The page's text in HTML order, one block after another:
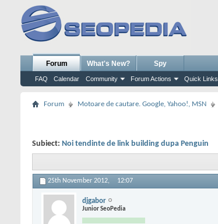
Forum
FAQ Calendar Community Forum Actions Quick Links
What's New? Spy
Forum Motoare de cautare. Google, Yahoo!, MSN
Subiect: Noi tendinte de link building dupa Penguin
25th November 2012, 12:07
djgabor
Junior SeoPedia